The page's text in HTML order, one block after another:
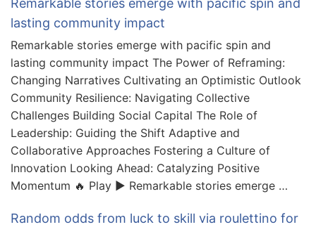
Remarkable stories emerge with pacific spin and
lasting community impact
Remarkable stories emerge with pacific spin and
lasting community impact The Power of Reframing:
Changing Narratives Cultivating an Optimistic Outlook
Community Resilience: Navigating Collective
Challenges Building Social Capital The Role of
Leadership: Guiding the Shift Adaptive and
Collaborative Approaches Fostering a Culture of
Innovation Looking Ahead: Catalyzing Positive
Momentum 🔥 Play ▶️ Remarkable stories emerge …
Random odds from luck to skill via roulettino for